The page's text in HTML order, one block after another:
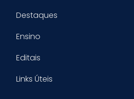
Destaques
Ensino
Editais
Links Úteis